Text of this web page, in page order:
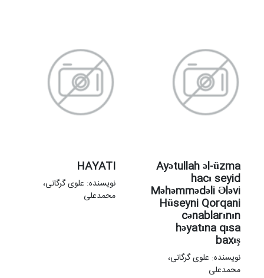
Ayətullah əl-üzma
hacı seyid
Məhəmmədəli Ələvi
Hüseyni Qorqani
cənablarının
həyatına qısa
baxış
نویسنده: علوی گرگانی،
محمدعلی
HAYATI
نویسنده: علوی گرگانی،
محمدعلی